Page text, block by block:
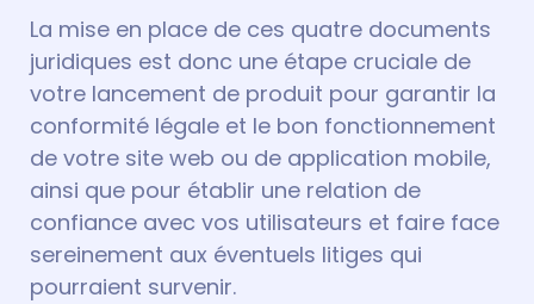
La mise en place de ces quatre documents
juridiques est donc une étape cruciale de
votre lancement de produit pour garantir la
conformité légale et le bon fonctionnement
de votre site web ou de application mobile,
ainsi que pour établir une relation de
confiance avec vos utilisateurs et faire face
sereinement aux éventuels litiges qui
pourraient survenir.